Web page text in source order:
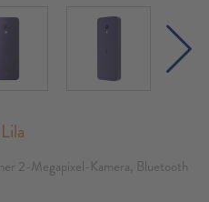
2-Megapixel-Kamera, Bluetooth